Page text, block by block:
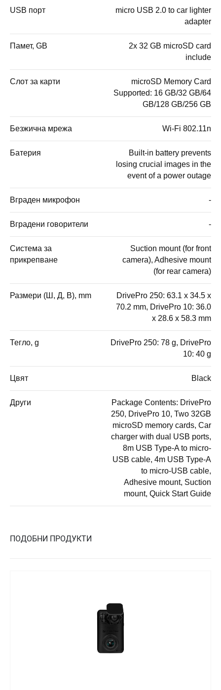
USB порт
micro USB 2.0 to car lighter
adapter
Памет, GB
2x 32 GB microSD card
include
Слот за карти
microSD Memory Card
Supported: 16 GB/32 GB/64
GB/128 GB/256 GB
Безжична мрежа Wi-Fi 802.11n
Батерия
Built-in battery prevents
losing crucial images in the
event of a power outage
Вграден микрофон -
Вградени говорители -
Система за
прикрепване
Suction mount (for front
camera), Adhesive mount
(for rear camera)
Размери (Ш, Д, В), mm
DrivePro 250: 63.1 x 34.5 x
70.2 mm, DrivePro 10: 36.0
x 28.6 x 58.3 mm
Тегло, g
DrivePro 250: 78 g, DrivePro
10: 40 g
Цвят Black
Други
Package Contents: DrivePro
250, DrivePro 10, Two 32GB
microSD memory cards, Car
charger with dual USB ports,
8m USB Type-A to micro-
USB cable, 4m USB Type-A
to micro-USB cable,
Adhesive mount, Suction
mount, Quick Start Guide
ПОДОБНИ ПРОДУКТИ